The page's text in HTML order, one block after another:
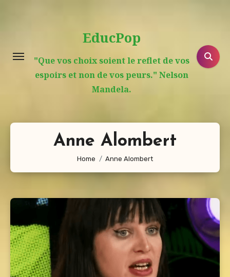
EducPop
"Que vos choix soient le reflet de vos
espoirs et non de vos peurs." Nelson
Mandela.
Anne Alombert
Home Anne Alombert